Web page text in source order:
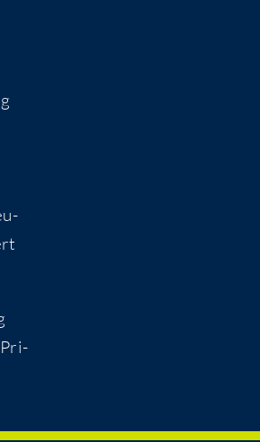
Pri­